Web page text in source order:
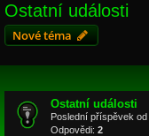
Ostatní události
Nové téma
Ostatní události
Poslední příspěvek od
Odpovědi: 2